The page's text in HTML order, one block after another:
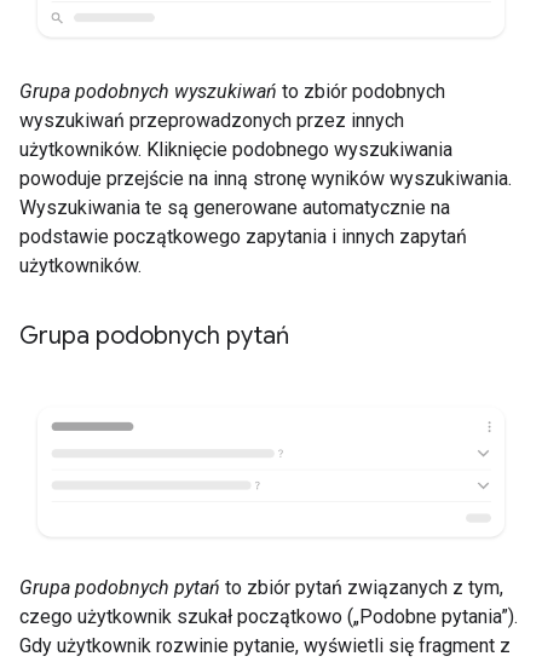
Grupa podobnych wyszukiwań to zbiór podobnych
wyszukiwań przeprowadzonych przez innych
użytkowników. Kliknięcie podobnego wyszukiwania
powoduje przejście na inną stronę wyników wyszukiwania.
Wyszukiwania te są generowane automatycznie na
podstawie początkowego zapytania i innych zapytań
użytkowników.
Grupa podobnych pytań
Grupa podobnych pytań to zbiór pytań związanych z tym,
czego użytkownik szukał początkowo („Podobne pytania”).
Gdy użytkownik rozwinie pytanie, wyświetli się fragment z